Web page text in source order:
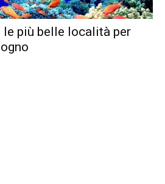
le più belle località per